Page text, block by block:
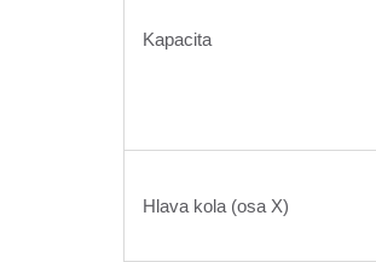
Kapacita
Hlava kola (osa X)